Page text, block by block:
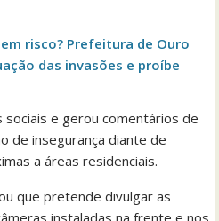
risco? Prefeitura de Ouro
das invasões e proíbe
e gerou comentários de
de insegurança diante de
a áreas residenciais.
que pretende divulgar as